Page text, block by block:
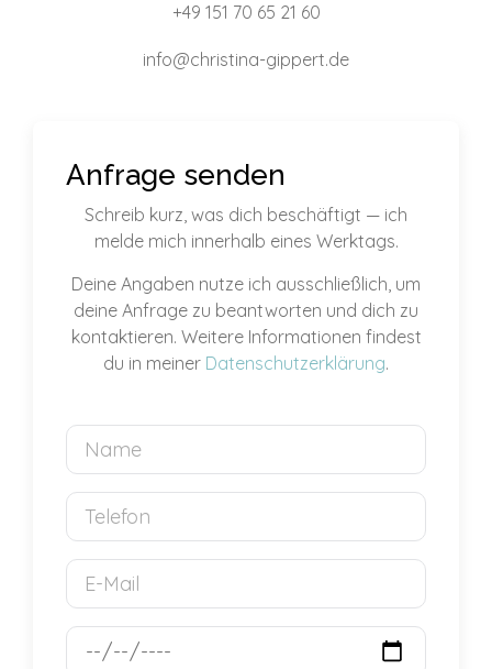
+49 151 70 65 21 60
info@christina-gippert.de
Anfrage senden
Schreib kurz, was dich beschäftigt — ich
melde mich innerhalb eines Werktags.
Deine Angaben nutze ich ausschließlich, um
deine Anfrage zu beantworten und dich zu
kontaktieren. Weitere Informationen findest
du in meiner Datenschutzerklärung.